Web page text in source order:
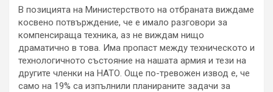
В позицията на Министерството на отбраната виждаме
косвено потвърждение, че е имало разговори за
компенсираща техника, аз не виждам нищо
драматично в това. Има пропаст между техническото и
технологичното състояние на нашата армия и тези на
другите членки на НАТО. Още по-тревожен извод е, че
само на 19% са изпълнили планираните задачи за